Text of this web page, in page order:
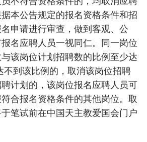
本公告规定的报名资格条件和招
申请进行审查，做到客观、公
名应聘人员一视同仁。同一岗位
该岗位计划招聘数的比例至少达
不到该比例的，取消该岗位招聘
计划的，该岗位报名应聘人员可
合报名资格条件的其他岗位。取
笔试前在中国天主教爱国会门户